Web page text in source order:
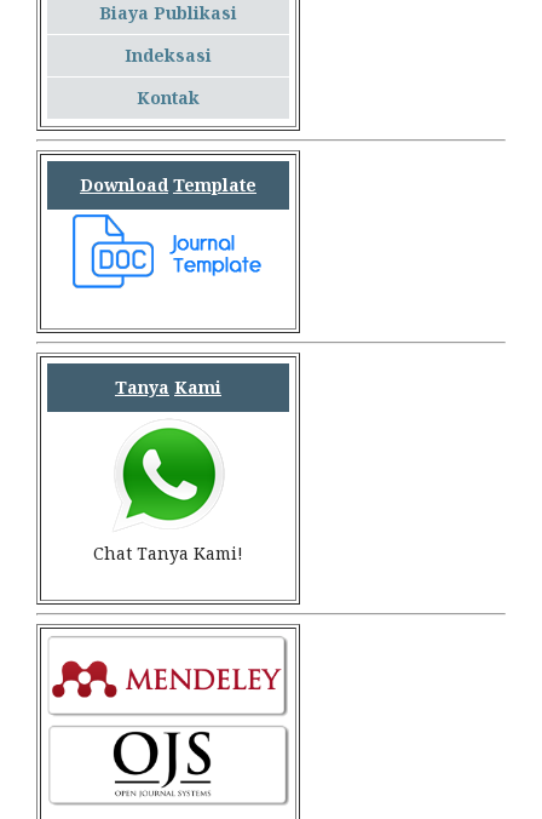
Biaya Publikasi
Indeksasi
Kontak
Download Template
Tanya Kami
Chat Tanya Kami!